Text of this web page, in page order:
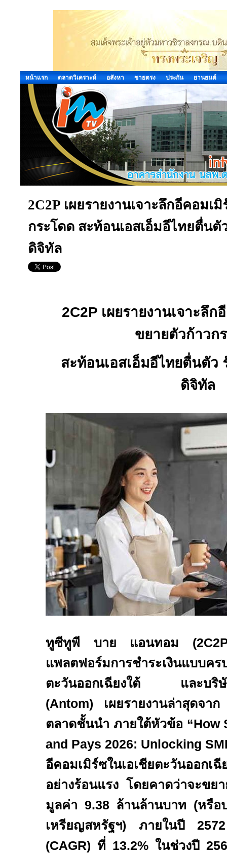
หน้าแรก ตลาดวิเคราะห์ อสังหา ขายตรง ประกัน ยานยนต์
2C2P เผยรายงานเจาะลึกอีคอมเ
กระโดด สะท้อนเอสเอ็มอีไทยตื่นตั
ดิจิทัล
2C2P เผยรายงานเจาะลึ
ขยายตัวก้าวก
สะท้อนเอสเอ็มอีไทยตื่นตัว
ดิจิทัล
ทูซีทูพี บาย แอนทอม (
แพลตฟอร์มการชำระเงินแบบคร
ตะวันออกเฉียงใต้ และบริษัท
(Antom) เผยรายงานล่าสุดจา
ตลาดชั้นนำ ภายใต้หัวข้อ “How
and Pays 2026: Unlocking
อีคอมเมิร์ซในเอเชียตะวันออกเฉี
อย่างร้อนแรง โดยคาดว่าจะขย
มูลค่า 9.38 ล้านล้านบาท (หรื
เหรียญสหรัฐฯ) ภายในปี
(CAGR) ที่ 13.2% ในช่วงปี